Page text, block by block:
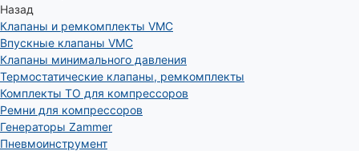
Назад
Клапаны и ремкомплекты VMC
Впускные клапаны VMC
Клапаны минимального давления
Термостатические клапаны, ремкомплекты
Комплекты ТО для компрессоров
Ремни для компрессоров
Генераторы Zammer
Пневмоинструмент